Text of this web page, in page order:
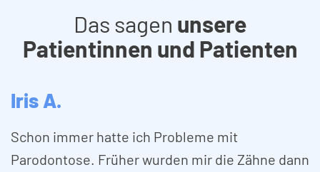
Das sagen unsere
Patientinnen und Patienten
Iris A.
Schon immer hatte ich Probleme mit
Parodontose. Früher wurden mir die Zähne dann